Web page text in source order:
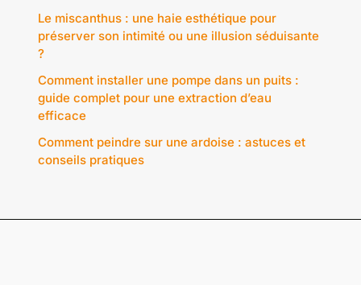
Le miscanthus : une haie esthétique pour
préserver son intimité ou une illusion séduisante
?
Comment installer une pompe dans un puits :
guide complet pour une extraction d’eau
efficace
Comment peindre sur une ardoise : astuces et
conseils pratiques